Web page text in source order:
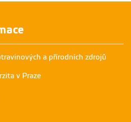
a přírodních zdrojů
v Praze